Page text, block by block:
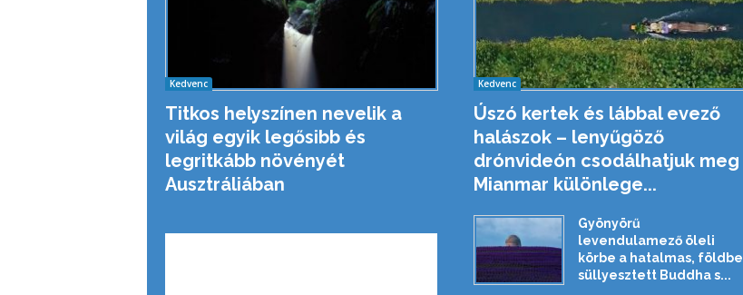
Kedvenc
Titkos helyszínen nevelik a
világ egyik legősibb és
legritkább növényét
Ausztráliában
Kedvenc
Úszó kertek és lábbal evező
halászok – lenyűgöző
drónvideón csodálhatjuk meg
Mianmar különlege...
Gyönyörű
levendulamező öleli
körbe a hatalmas, földbe
süllyesztett Buddha s...